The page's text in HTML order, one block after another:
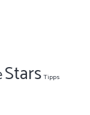
Stars Tipps